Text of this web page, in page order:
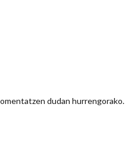
dudan hurrengorako.